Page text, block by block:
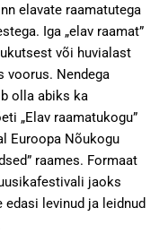
elavate raamatutega
Iga „elav raamat”
või huvialast
voorus. Nendega
olla abiks ka
„Elav raamatukogu”
Euroopa Nõukogu
raames. Formaat
jaoks
edasi levinud ja leidnud